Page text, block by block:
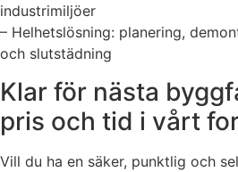
industrimiljöer
– Helhetslösning: planering,
och slutstädning
Klar för nästa
pris och tid i vårt
Vill du ha en säker, punktlig och